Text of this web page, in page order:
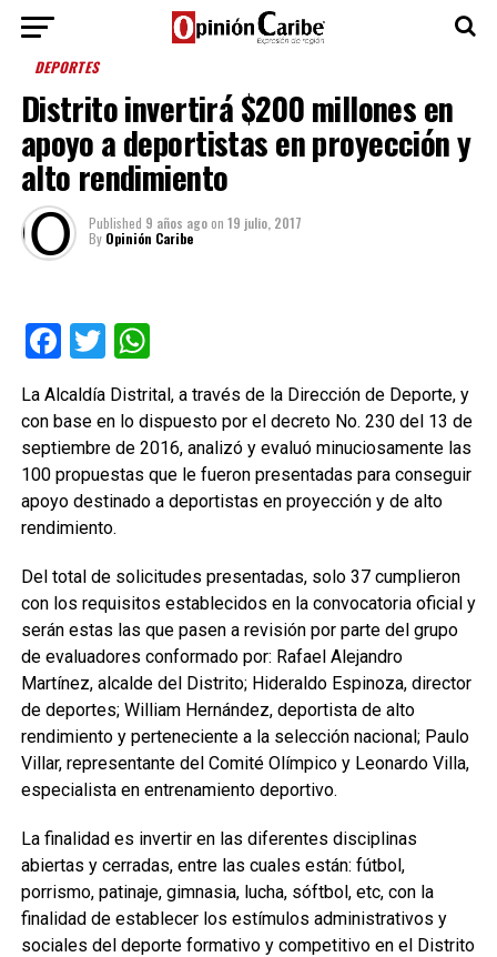
DEPORTES
Distrito invertirá $200 millones en
apoyo a deportistas en proyección y
alto rendimiento
Published 9 años agoon 19 julio, 2017
By Opinión Caribe
Facebook
TwitterWhatsApp
La Alcaldía Distrital, a través de la Dirección de Deporte, y
con base en lo dispuesto por el decreto No. 230 del 13 de
septiembre de 2016, analizó y evaluó minuciosamente las
100 propuestas que le fueron presentadas para conseguir
apoyo destinado a deportistas en proyección y de alto
rendimiento.
Del total de solicitudes presentadas, solo 37 cumplieron
con los requisitos establecidos en la convocatoria oficial y
serán estas las que pasen a revisión por parte del grupo
de evaluadores conformado por: Rafael Alejandro
Martínez, alcalde del Distrito; Hideraldo Espinoza, director
de deportes; William Hernández, deportista de alto
rendimiento y perteneciente a la selección nacional; Paulo
Villar, representante del Comité Olímpico y Leonardo Villa,
especialista en entrenamiento deportivo.
La finalidad es invertir en las diferentes disciplinas
abiertas y cerradas, entre las cuales están: fútbol,
porrismo, patinaje, gimnasia, lucha, sóftbol, etc, con la
finalidad de establecer los estímulos administrativos y
sociales del deporte formativo y competitivo en el Distrito